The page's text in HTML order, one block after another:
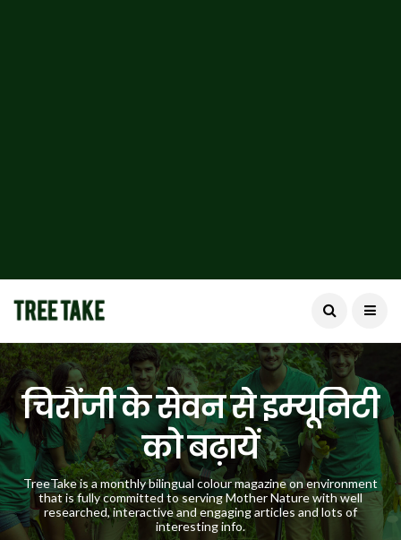
चिरौंजी के सेवन से इम्यूनिटी
को बढ़ायें
TreeTake is a monthly bilingual colour magazine on environment
that is fully committed to serving Mother Nature with well
researched, interactive and engaging articles and lots of
interesting info.